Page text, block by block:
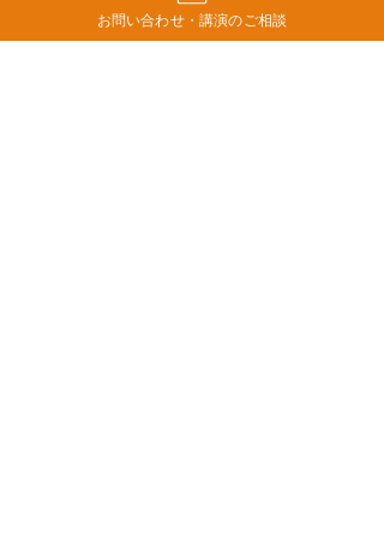
そういう積み重ねで、場のコンテクストは
出来上がっていきますからね。しっかりね！
お問い合わせ・講演のご相談